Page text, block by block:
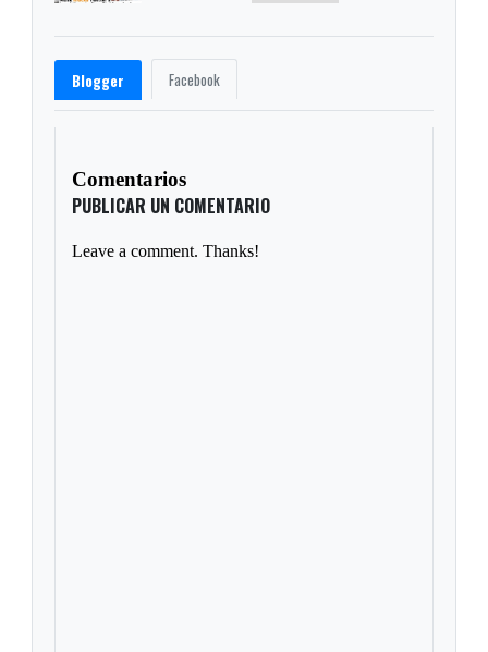
Blogger Facebook
Comentarios
PUBLICAR UN COMENTARIO
Leave a comment. Thanks!